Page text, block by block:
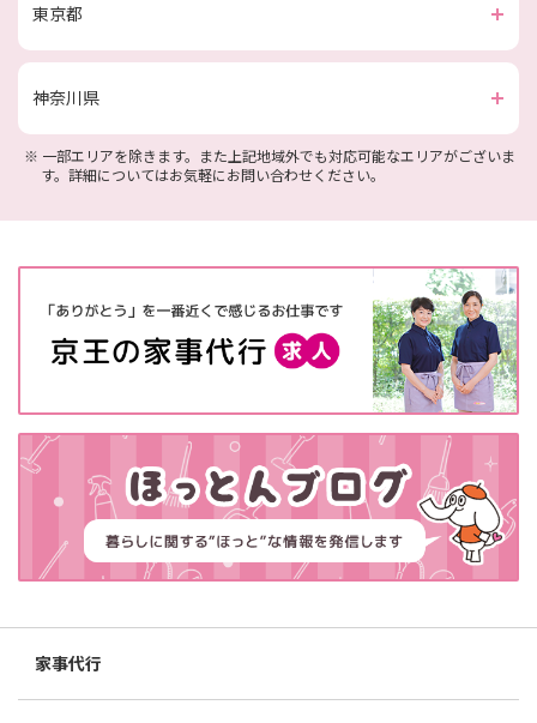
東京都
神奈川県
※ 一部エリアを除きます。また上記地域外でも対応可能なエリアがございま
す。詳細についてはお気軽にお問い合わせください。
家事代行